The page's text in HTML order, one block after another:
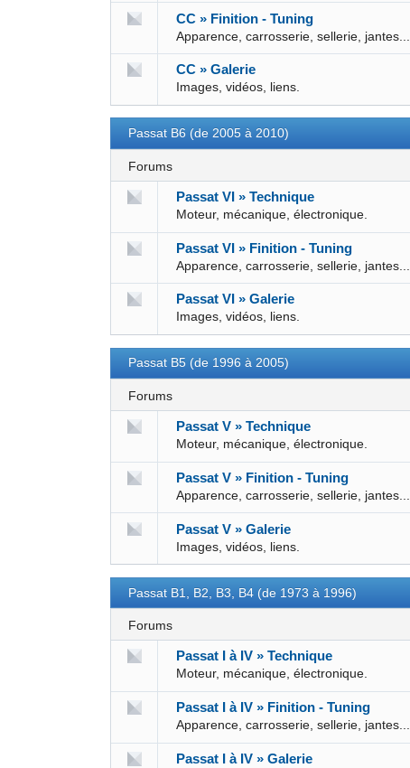
CC » Finition - Tuning
Apparence, carrosserie, sellerie, jantes...
CC » Galerie
Images, vidéos, liens.
Passat B6 (de 2005 à 2010)
Forums
Passat VI » Technique
Moteur, mécanique, électronique.
Passat VI » Finition - Tuning
Apparence, carrosserie, sellerie, jantes...
Passat VI » Galerie
Images, vidéos, liens.
Passat B5 (de 1996 à 2005)
Forums
Passat V » Technique
Moteur, mécanique, électronique.
Passat V » Finition - Tuning
Apparence, carrosserie, sellerie, jantes...
Passat V » Galerie
Images, vidéos, liens.
Passat B1, B2, B3, B4 (de 1973 à 1996)
Forums
Passat I à IV » Technique
Moteur, mécanique, électronique.
Passat I à IV » Finition - Tuning
Apparence, carrosserie, sellerie, jantes...
Passat I à IV » Galerie